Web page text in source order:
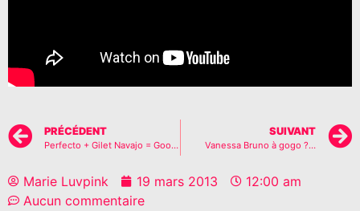
PRÉCÉDENT
Perfecto + Gilet Navajo = Good combo ?
SUIVANT
Vanessa Bruno à gogo ?…
Marie Luvpink 19 mars 2013
12:00 am
Aucun commentaire